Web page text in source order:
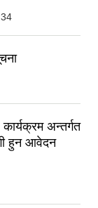
अन्तर्गत
हुन आवेदन